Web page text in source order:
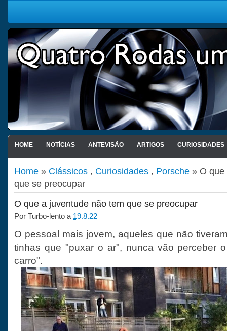
HOME NOTÍCIAS ANTEVISÃO ARTIGOS CURIOSIDADES
Home » Clássicos , Curiosidades , Porsche » O
que se preocupar
O que a juventude não tem que se preocupar
Por Turbo-lento a 19.8.22
O pessoal mais jovem, aqueles que não
tinhas que "puxar o ar", nunca vão perceber
carro".